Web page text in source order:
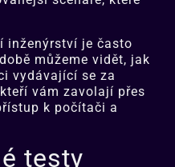
inženýrství je často
můžeme vidět, jak
vydávající se za
vám zavolají přes
k počítači a
testy